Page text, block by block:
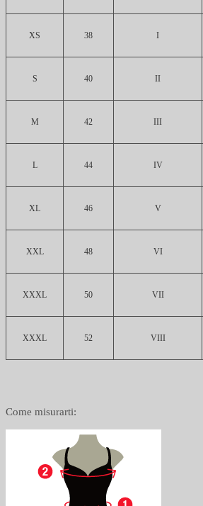
XS 38 I
S 40 II
M 42 III
L 44 IV
XL 46 V
XXL 48 VI
XXXL 50 VII
XXXL 52 VIII
Come misurarti: